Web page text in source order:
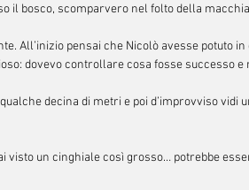
il bosco, scomparvero nel folto della
All’inizio pensai che Nicolò avesse potuto
dovevo controllare cosa fosse successo
decina di metri e poi d’improvviso vidi
visto un cinghiale così grosso… potrebbe